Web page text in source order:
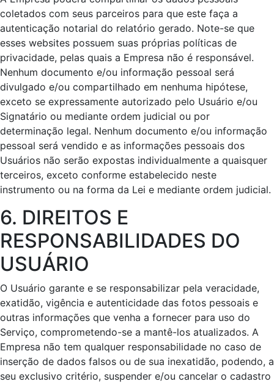
coletados com seus parceiros para que este faça a
autenticação notarial do relatório gerado. Note-se que
esses websites possuem suas próprias políticas de
privacidade, pelas quais a Empresa não é responsável.
Nenhum documento e/ou informação pessoal será
divulgado e/ou compartilhado em nenhuma hipótese,
exceto se expressamente autorizado pelo Usuário e/ou
Signatário ou mediante ordem judicial ou por
determinação legal. Nenhum documento e/ou informação
pessoal será vendido e as informações pessoais dos
Usuários não serão expostas individualmente a quaisquer
terceiros, exceto conforme estabelecido neste
instrumento ou na forma da Lei e mediante ordem judicial.
6. DIREITOS E
RESPONSABILIDADES DO
USUÁRIO
O Usuário garante e se responsabilizar pela veracidade,
exatidão, vigência e autenticidade das fotos pessoais e
outras informações que venha a fornecer para uso do
Serviço, comprometendo-se a mantê-los atualizados. A
Empresa não tem qualquer responsabilidade no caso de
inserção de dados falsos ou de sua inexatidão, podendo, a
seu exclusivo critério, suspender e/ou cancelar o cadastro